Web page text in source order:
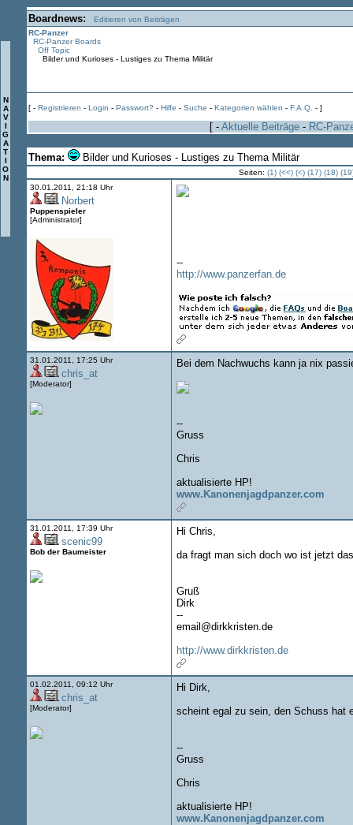
N
A
V
I
G
A
T
I
O
N
Boardnews:
Editieren von Beiträgen
RC-Panzer
RC-Panzer Boards
Off Topic
Bilder und Kurioses - Lustiges zu Thema Militär
[ - Registrieren - Login - Passwort? - Hilfe - Suche - Kategorien wählen - F.A.Q. - ]
[ - Aktuelle Beiträge - RC-
Thema: Bilder und Kurioses - Lustiges zu Thema Militär
Seiten: (1) (<<) (<) (17) (18)
30.01.2011, 21:18 Uhr
Norbert
Puppenspieler
[Administrator]
--
http://www.panzerfan.de
31.01.2011, 17:25 Uhr
chris_at
[Moderator]
Bei dem Nachwuchs kann ja nix
--
Gruss
Chris
aktualisierte HP!
www.Kanonenjagdpanzer.com
31.01.2011, 17:39 Uhr
scenic99
Bob der Baumeister
Hi Chris,
da fragt man sich doch wo ist jetzt
Gruß
Dirk
--
email@dirkkristen.de
http://www.dirkkristen.de
01.02.2011, 09:12 Uhr
chris_at
[Moderator]
Hi Dirk,
scheint egal zu sein, den Schuss hat
--
Gruss
Chris
aktualisierte HP!
www.Kanonenjagdpanzer.com